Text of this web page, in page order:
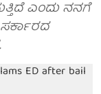
ಎಂದು ನನಗೆ